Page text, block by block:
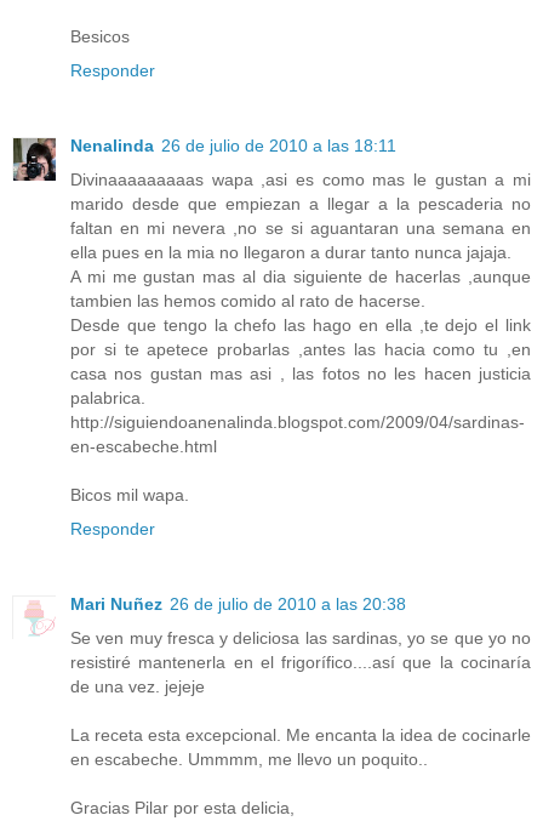
Besicos
Responder
Nenalinda 26 de julio de 2010 a las 18:11
Divinaaaaaaaaas wapa ,asi es como mas le gustan a mi
marido desde que empiezan a llegar a la pescaderia no
faltan en mi nevera ,no se si aguantaran una semana en
ella pues en la mia no llegaron a durar tanto nunca jajaja.
A mi me gustan mas al dia siguiente de hacerlas ,aunque
tambien las hemos comido al rato de hacerse.
Desde que tengo la chefo las hago en ella ,te dejo el link
por si te apetece probarlas ,antes las hacia como tu ,en
casa nos gustan mas asi , las fotos no les hacen justicia
palabrica.
http://siguiendoanenalinda.blogspot.com/2009/04/sardinas-
en-escabeche.html
Bicos mil wapa.
Responder
Mari Nuñez 26 de julio de 2010 a las 20:38
Se ven muy fresca y deliciosa las sardinas, yo se que yo no
resistiré mantenerla en el frigorífico....así que la cocinaría
de una vez. jejeje
La receta esta excepcional. Me encanta la idea de cocinarle
en escabeche. Ummmm, me llevo un poquito..
Gracias Pilar por esta delicia,